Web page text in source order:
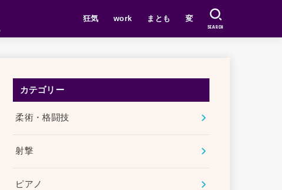
狂気 work まとも 変
SEARCH
カテゴリー
柔術・格闘技
射撃
ピアノ